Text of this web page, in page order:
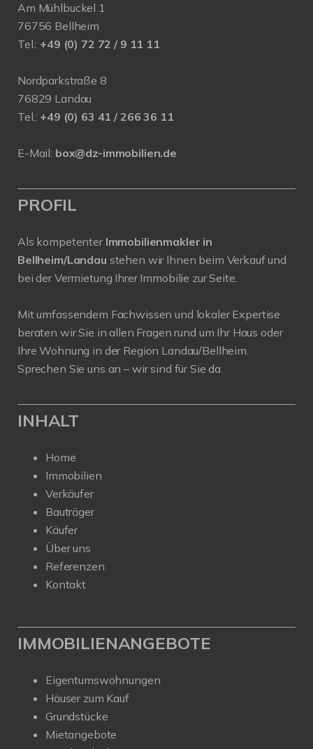
Am Mühlbuckel 1
76756 Bellheim
Tel.: +49 (0) 72 72 / 9 11 11
Nordparkstraße 8
76829 Landau
Tel.: +49 (0) 63 41 / 266 36 11
E-Mail: box@dz-immobilien.de
PROFIL
Als kompetenter Immobilienmakler in
Bellheim/Landau stehen wir Ihnen beim Verkauf und
bei der Vermietung Ihrer Immobilie zur Seite.
Mit umfassendem Fachwissen und lokaler Expertise
beraten wir Sie in allen Fragen rund um Ihr Haus oder
Ihre Wohnung in der Region Landau/Bellheim.
Sprechen Sie uns an – wir sind für Sie da.
INHALT
Home
Immobilien
Verkäufer
Bauträger
Käufer
Über uns
Referenzen
Kontakt
IMMOBILIENANGEBOTE
Eigentumswohnungen
Häuser zum Kauf
Grundstücke
Mietangebote